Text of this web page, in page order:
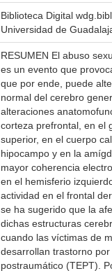
Biblioteca Digital
Universidad de
RESUMEN El abuso
es un evento que
que por ende, puede
normal del cerebro
alteraciones
corteza prefrontal, en el
superior, en el cuerpo
hipocampo y en la
mayor coherencia
en el hemisferio
actividad en el frontal
se ha sugerido que la
dichas estructuras
cuando las víctimas de
desarrollan trastorno
postraumático (TEPT).